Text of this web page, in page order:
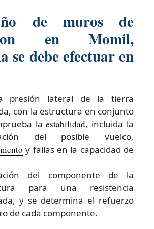
de muros de
en Momil,
se debe efectuar en
presión lateral de la tierra
con la estructura en conjunto
laestabilidad, incluida la
del posible vuelco,
y fallas en la capacidad de
del componente de la
para una resistencia
y se determina el refuerzo
de cada componente.